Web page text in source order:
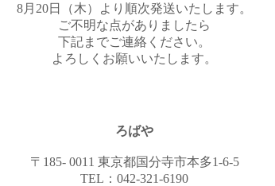
8月20日（木）より順次発送いたします。
ご不明な点がありましたら
下記までご連絡ください。
よろしくお願いいたします。
ろばや
〒185- 0011 東京都国分寺市本多1-6-5
TEL：042-321-6190